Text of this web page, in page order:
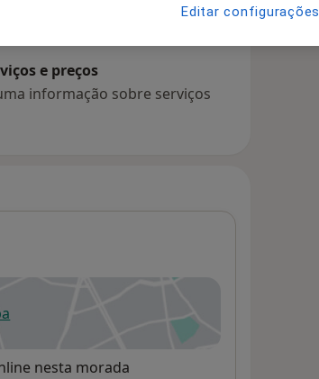
e preços
informação sobre serviços
novo separador
nesta morada
Editar configurações